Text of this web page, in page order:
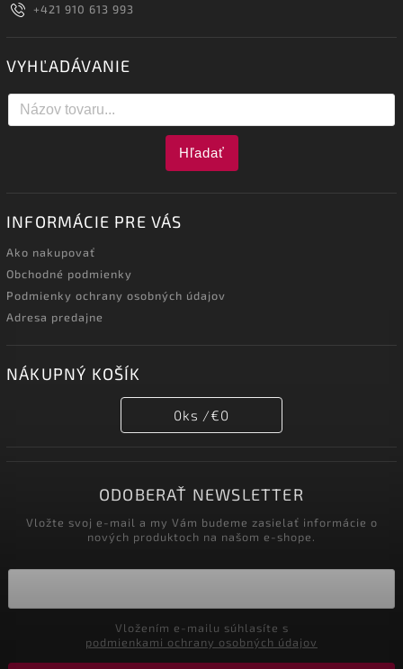
+421 910 613 993
VYHĽADÁVANIE
Hľadať
INFORMÁCIE PRE VÁS
Ako nakupovať
Obchodné podmienky
Podmienky ochrany osobných údajov
Adresa predajne
NÁKUPNÝ KOŠÍK
0ks /€0
ODOBERAŤ NEWSLETTER
Vložte svoj e-mail a my Vám budeme zasielať informácie o
nových produktoch na našom e-shope.
podmienkami ochrany osobných údajov